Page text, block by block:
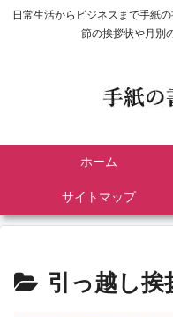
日常生活からビジネスまで手紙
節の挨拶状や月別
ホーム
サイトマップ
引っ越し挨